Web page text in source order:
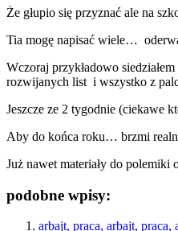
Że głupio się przyznać ale na
Tia mogę napisać wiele…
Wczoraj przykładowo
rozwijanych list i wszystko z
Jeszcze ze 2 tygodnie (ciekawe
Aby do końca roku… brzmi
Już nawet materiały do
podobne wpisy:
arbajt, praca, arbajt,